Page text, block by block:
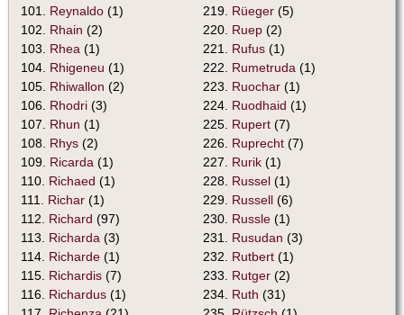
101. Reynaldo (1)
102. Rhain (2)
103. Rhea (1)
104. Rhigeneu (1)
105. Rhiwallon (2)
106. Rhodri (3)
107. Rhun (1)
108. Rhys (2)
109. Ricarda (1)
110. Richaed (1)
111. Richar (1)
112. Richard (97)
113. Richarda (3)
114. Richarde (1)
115. Richardis (7)
116. Richardus (1)
219. Rüeger (5)
220. Ruep (2)
221. Rufus (1)
222. Rumetruda (1)
223. Ruochar (1)
224. Ruodhaid (1)
225. Rupert (7)
226. Ruprecht (7)
227. Rurik (1)
228. Russel (1)
229. Russell (6)
230. Russle (1)
231. Rusudan (3)
232. Rutbert (1)
233. Rutger (2)
234. Ruth (31)